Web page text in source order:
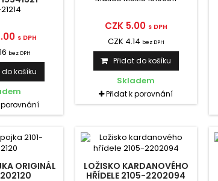
s DPH
bez DPH
do košíku
porovnání
CZK 5.00 s DPH
CZK 4.14 bez DPH
Přidat do košíku
Skladem
Přidat k porovnání
ORIGINÁL
LOŽISKO KARDANOVÉHO
HŘÍDELE 2105-2202094